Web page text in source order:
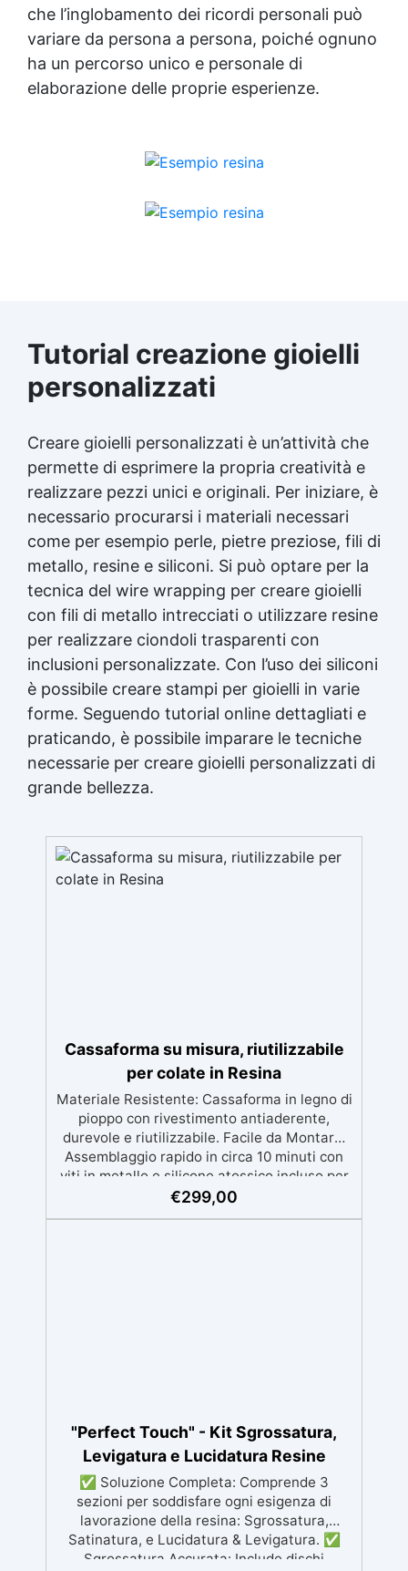
che l’inglobamento dei ricordi personali può
variare da persona a persona, poiché ognuno
ha un percorso unico e personale di
elaborazione delle proprie esperienze.
Tutorial creazione gioielli
personalizzati
Creare gioielli personalizzati è un’attività che
permette di esprimere la propria creatività e
realizzare pezzi unici e originali. Per iniziare, è
necessario procurarsi i materiali necessari
come per esempio perle, pietre preziose, fili di
metallo, resine e siliconi. Si può optare per la
tecnica del wire wrapping per creare gioielli
con fili di metallo intrecciati o utilizzare resine
per realizzare ciondoli trasparenti con
inclusioni personalizzate. Con l’uso dei siliconi
è possibile creare stampi per gioielli in varie
forme. Seguendo tutorial online dettagliati e
praticando, è possibile imparare le tecniche
necessarie per creare gioielli personalizzati di
grande bellezza.
Cassaforma su misura, riutilizzabile
per colate in Resina
Materiale Resistente: Cassaforma in legno di
pioppo con rivestimento antiaderente,
durevole e riutilizzabile. Facile da Montare:
Assemblaggio rapido in circa 10 minuti con
viti in metallo e silicone atossico incluso per
sigillare le fughe. Versatilità: Disponibile in
€299,00
"Perfect Touch" - Kit Sgrossatura,
Levigatura e Lucidatura Resine
✅ Soluzione Completa: Comprende 3
sezioni per soddisfare ogni esigenza di
lavorazione della resina: Sgrossatura,
Satinatura, e Lucidatura & Levigatura. ✅
Sgrossatura Accurata: Include dischi